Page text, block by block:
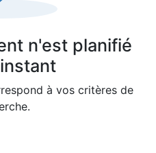
n'est planifié
à vos critères de